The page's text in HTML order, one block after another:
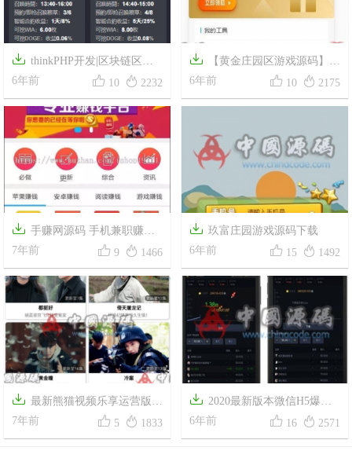
 thinkPHP开发|区块链区块
乱世王者英雄养成系统|区块狗
区块十二生肖养成模式
6年前  10  2232

【黄金庄园区游戏源码】最
新区块链农场种植+虚拟农场
+在线商城
6年前  10  2175
 手赚网源码 手机兼职赚钱
任务推广+完美自适应
7年前  9  1466
 玖富庄园游戏源码下载
6年前
 15  1492
 最新熊猫视频乐享运营版影
视e4a源码+全套类库+支持全面
屏
7年前  5  1833
 2020最新版本微信H5爆点
娱乐火箭逃跑刺激游戏源码/全
开源无授权/thinkphp框架
6年前  16  2571